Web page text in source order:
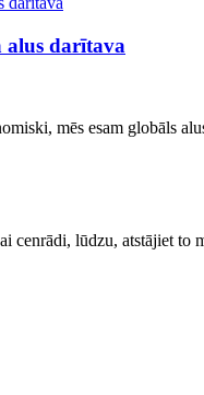
alus darītava
mēs esam globāls
cenrādi, lūdzu, atstājiet to